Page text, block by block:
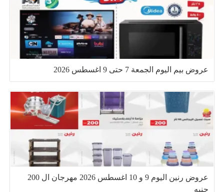
عروض بيم اليوم الجمعة 7 حتى 9 اغسطس 2026
عروض رنين اليوم 9 و 10 اغسطس 2026 مهرجان ال 200
جنيه